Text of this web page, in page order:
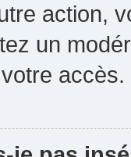
action,
un
accès.